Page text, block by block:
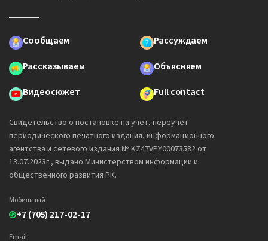
Сообщаем
Рассуждаем
Рассказываем
Объясняем
Видеосюжет
Full contact
Свидетельство о постановке на учет, переучет
периодического печатного издания, информационного
агентства и сетевого издания № KZ47VPY00073582 от
13.07.2023г., выдано Министерством информации и
общественного развития РК.
Мобильный
+7 (705) 217-02-17
Email